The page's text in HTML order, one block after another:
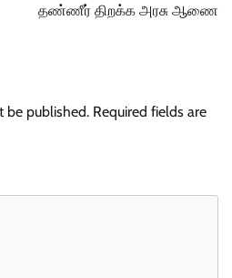
தண்ணீர் திறக்க அரசு ஆணை
be published. Required fields are